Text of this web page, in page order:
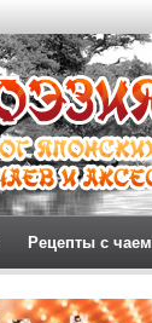
Рецепты с чаем